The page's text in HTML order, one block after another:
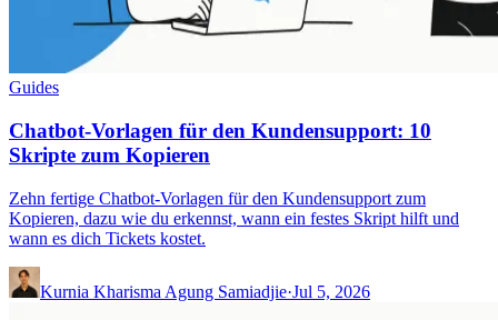
Guides
Chatbot-Vorlagen für den Kundensupport: 10
Skripte zum Kopieren
Zehn fertige Chatbot-Vorlagen für den Kundensupport zum
Kopieren, dazu wie du erkennst, wann ein festes Skript hilft und
wann es dich Tickets kostet.
Kurnia Kharisma Agung Samiadjie·Jul 5, 2026